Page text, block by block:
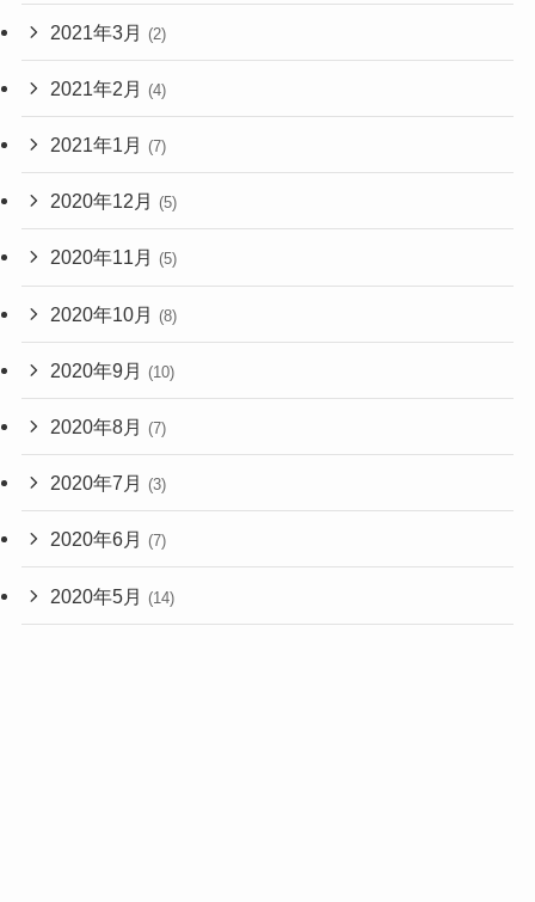
2021年3月 (2)
2021年2月 (4)
2021年1月 (7)
2020年12月 (5)
2020年11月 (5)
2020年10月 (8)
2020年9月 (10)
2020年8月 (7)
2020年7月 (3)
2020年6月 (7)
2020年5月 (14)